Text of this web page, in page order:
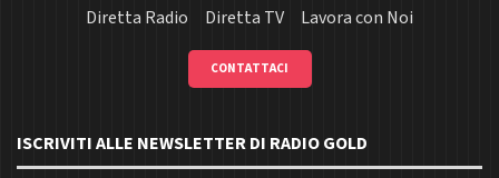
Diretta Radio
Diretta TV Lavora con Noi
CONTATTACI
ISCRIVITI ALLE NEWSLETTER DI RADIO GOLD